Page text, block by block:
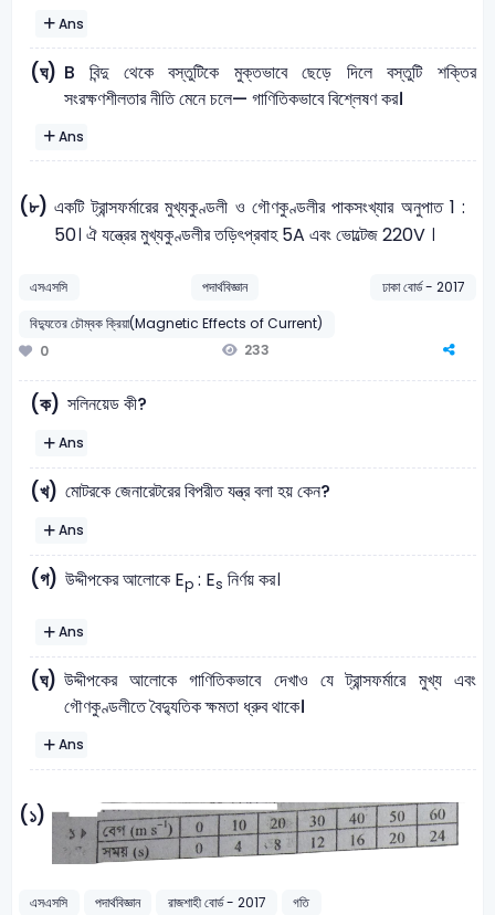
Ans
(ঘ) B বিন্দু থেকে বস্তুটিকে মুক্তভাবে ছেড়ে দিলে বস্তুটি শক্তির
সংরক্ষণশীলতার নীতি মেনে চলে— গাণিতিকভাবে বিশ্লেষণ কর।
Ans
(৮) একটি ট্রান্সফর্মারের মুখ্যকুণ্ডলী ও গৌণকুণ্ডলীর পাকসংখ্যার অনুপাত 1 :
50। ঐ যন্ত্রের মুখ্যকুণ্ডলীর তড়িৎপ্রবাহ 5A এবং ভোল্টেজ 220V ।
এসএসসি পদার্থবিজ্ঞান
ঢাকা বোর্ড - 2017
বিদ্যুতের চৌম্বক ক্রিয়া(Magnetic Effects of Current)
0
233
(ক) সলিনয়েড কী?
Ans
(খ) মোটরকে জেনারেটরের বিপরীত যন্ত্র বলা হয় কেন?
Ans
(গ) উদ্দীপকের আলোকে Ep: Es নির্ণয় কর।
Ans
(ঘ) উদ্দীপকের আলোকে গাণিতিকভাবে দেখাও যে ট্রান্সফর্মারে মুখ্য এবং
গৌণকুণ্ডলীতে বৈদ্যুতিক ক্ষমতা ধ্রুব থাকে।
Ans
(১)
এসএসসি পদার্থবিজ্ঞান রাজশাহী বোর্ড - 2017 গতি